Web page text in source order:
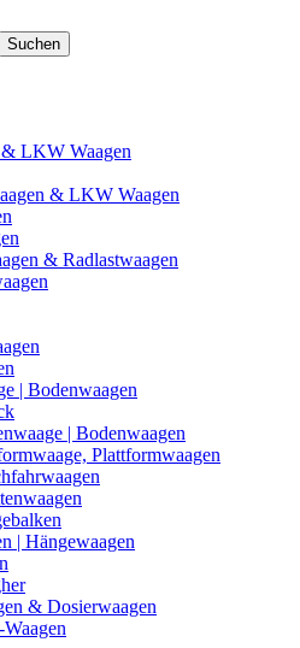
Suchen
LKW Waagen
& LKW Waagen
& Radlastwaagen
| Bodenwaagen
| Bodenwaagen
Plattformwaagen
| Hängewaagen
& Dosierwaagen